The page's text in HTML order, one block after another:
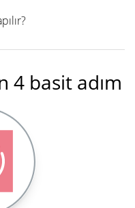
4 basit adım